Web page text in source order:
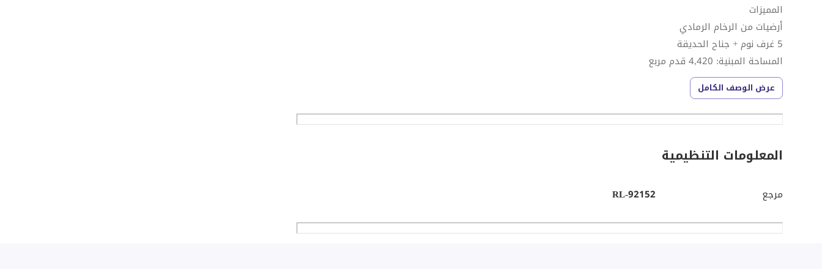
المميزات
أرضيات من الرخام الرمادي
5 غرف نوم + جناح الحديقة
المساحة المبنية: 4,420 قدم مربع
القطعة: 5,870 قدم مربع
أجهزة مطبخ SIEMENS مدمجة
وحدة لترشيح وتبريد المياه
غرفة غسيل مجهزة بالكامل بغسالة ومجفف
تخزين تحت الدرج
مطبخ جناح الحديقة
المرافق
بالقرب من كارفور سوبر ماركت
عرض الوصف الكامل
المعلومات التنظيمية
مرجع RL-92152